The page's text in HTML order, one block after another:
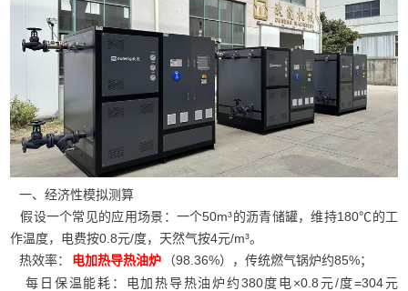
一、经济性模拟测算
假设一个常见的应用场景：一个50m³的沥青储罐，维持180℃的工
作温度，电费按0.8元/度，天然气按4元/m³。
热效率：
电加热导热油炉
（98.36%），传统燃气锅炉约85%；
每日保温能耗：电加热导热油炉约380度电×0.8元/度=304元